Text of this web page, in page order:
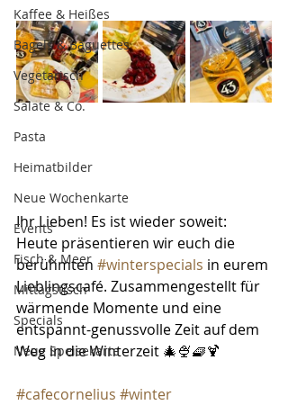
Kaffee & Heißes
Bagels & Baguettes
Vegetarisch
Salate & Co.
Pasta
Heimatbilder
Neue Wochenkarte
Events
Fisch & Meer
Mittagstisch
Specials
Neue Speisekarte
Ihr Lieben! Es ist wieder soweit:
Heute präsentieren wir euch die
berühmten #winterspecials in eurem
Lieblingscafé. Zusammengestellt für
wärmende Momente und eine
entspannt-genussvolle Zeit auf dem
Weg in die Winterzeit 🎄🍨🧇🍹
#cafecornelius #winter